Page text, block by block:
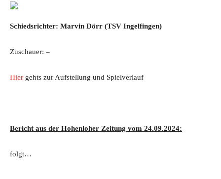
Schiedsrichter: Marvin Dörr (TSV Ingelfingen)
Zuschauer: –
Hier gehts zur Aufstellung und Spielverlauf
Bericht aus der Hohenloher Zeitung vom 24.09.2024:
folgt…